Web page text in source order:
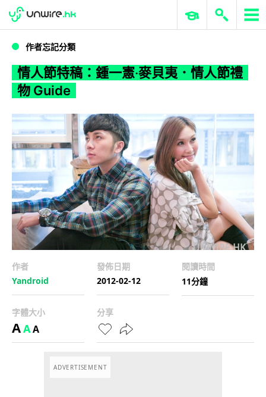
WWDC 2026 ERP 與商業 AI
作者忘記分類
情人節特稿：鍾一憲‧麥貝夷．情人節禮
物 Guide
作者
Yandroid
發佈日期
2012-02-12
閱讀時間
11分鐘
字體大小
AAA
分享
ADVERTISEMENT